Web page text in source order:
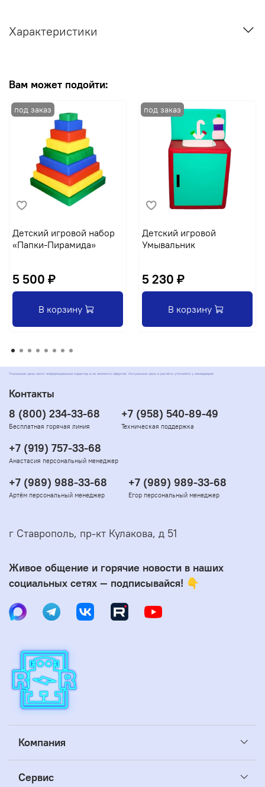
Характеристики
Вам может подойти:
Детский игровой набор
«Папки-Пирамида»
5 500 ₽
В корзину
Детский игровой
Умывальник
5 230 ₽
В корзину
Указанные цены носят информационный характер и не являются офертой. Актуальные цены и расчёты уточняйте у менеджеров
Компания
Сервис
Контакты
8 (800) 234-33-68
Бесплатная горячая линия
+7 (958) 540-89-49
Техническая поддержка
+7 (919) 757-33-68
Анастасия персональный менеджер
+7 (989) 988-33-68
Артём персональный менеджер
+7 (989) 989-33-68
Егор персональный менеджер
г Ставрополь, пр-кт Кулакова, д 51
Живое общение и горячие новости в наших
социальных сетях — подписывайся! 👇